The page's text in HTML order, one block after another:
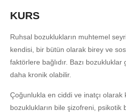
KURS
Ruhsal bozuklukların muhtemel
kendisi, bir bütün olarak birey ve
faktörlere bağlıdır. Bazı
daha kronik olabilir.
Çoğunlukla en ciddi ve inatçı olarak
bozuklukların bile şizofreni, psikotik